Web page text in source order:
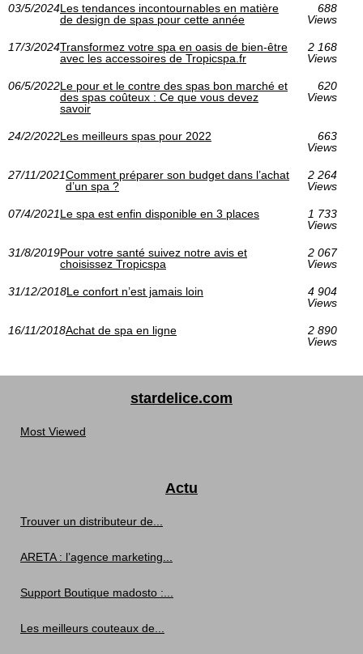
03/5/2024Les tendances incontournables en matière
de design de spas pour cette année
688
Views
17/3/2024Transformez votre spa en oasis de bien-être
avec les accessoires de Tropicspa.fr
2 168
Views
06/5/2022Le pour et le contre des spas bon marché et
des spas coûteux : Ce que vous devez
savoir
620
Views
24/2/2022Les meilleurs spas pour 2022
663
Views
27/11/2021Comment préparer son budget dans l’achat
d’un spa ?
2 264
Views
07/4/2021Le spa est enfin disponible en 3 places
1 733
Views
31/8/2019Pour votre santé suivez notre avis et
choisissez Tropicspa
2 067
Views
31/12/2018Le confort n’est jamais loin
4 904
Views
16/11/2018Achat de spa en ligne
2 890
Views
stardelice.com
Most Viewed
Actu
Trouver un distributeur de...
ARETA : l’agence marketing...
Support Boutique madosto :...
Les meilleurs couteaux de...